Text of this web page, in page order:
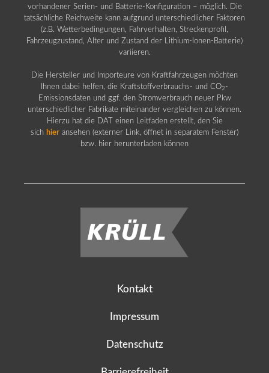
vorhandener Serien- und Batterie-Konfiguration – möglich. Die
tatsächliche Reichweite kann aufgrund unterschiedlicher Faktoren
(z.B. Wetterbedingungen, Fahrverhalten, Streckenprofil,
Fahrzeugzustand, Alter und Zustand der Lithium-Ionen-Batterie)
variieren.
Die Hersteller und Importeure von Kraftfahrzeugen möchten
Ihnen dabei helfen, die Kraftstoffverbrauchs- und CO2 -
Emissionsdaten und ggf. den Stromverbrauch neuer Pkw
unterschiedlicher Fabrikate miteinander vergleichen zu können.
Hierzu hat die DAT einen Leitfaden erstellt, den Sie
sich hier ansehen (externer Link, öffnet in separatem Fenster)
bzw. hier herunterladen können
Kontakt
Impressum
Datenschutz